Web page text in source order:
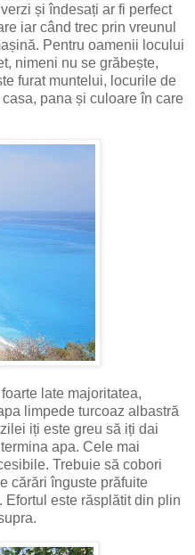
și îndesați ar fi perfect
iar când trec prin vreunul
Pentru oamenii locului
nimeni nu se grăbește,
furat muntelui, locurile de
pana și culoare în care
late majoritatea,
limpede turcoaz albastră
iți este greu să iți dai
apa. Cele mai
Trebuie să cobori
cărări înguste prăfuite
Efortul este răsplătit din plin